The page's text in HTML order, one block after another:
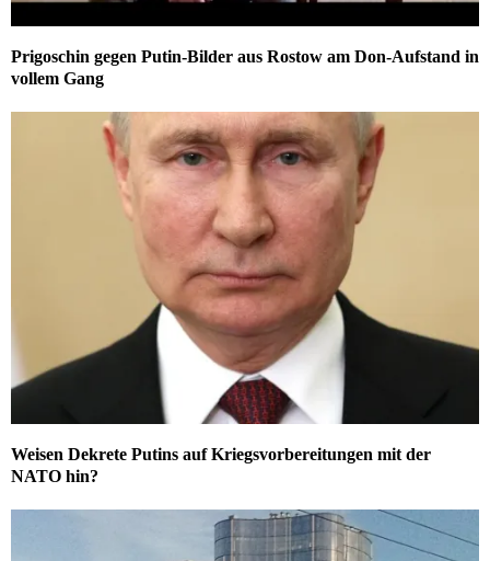
Prigoschin gegen Putin-Bilder aus Rostow am Don-Aufstand in
vollem Gang
Weisen Dekrete Putins auf Kriegsvorbereitungen mit der
NATO hin?